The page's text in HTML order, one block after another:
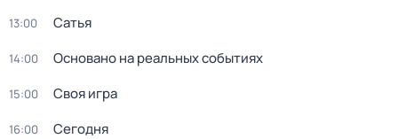
13:00 Сатья
14:00 Основано на реальных событиях
15:00 Своя игра
16:00 Сегодня